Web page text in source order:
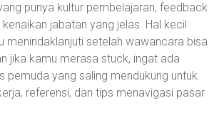
punya kultur pembelajaran, feedback
kenaikan jabatan yang jelas. Hal kecil
menindaklanjuti setelah wawancara bisa
jika kamu merasa stuck, ingat ada
pemuda yang saling mendukung untuk
referensi, dan tips menavigasi pasar